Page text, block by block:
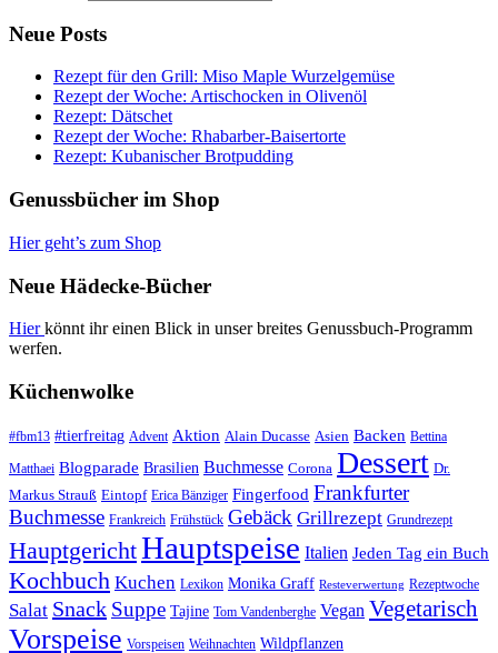
Neue Posts
Rezept für den Grill: Miso Maple Wurzelgemüse
Rezept der Woche: Artischocken in Olivenöl
Rezept: Dätschet
Rezept der Woche: Rhabarber-Baisertorte
Rezept: Kubanischer Brotpudding
Genussbücher im Shop
Hier geht’s zum Shop
Neue Hädecke-Bücher
Hierkönnt ihr einen Blick in unser breites Genussbuch-Programm
werfen.
Küchenwolke
#fbm13 #tierfreitag Advent Aktion Alain Ducasse Asien Backen Bettina
Matthaei Blogparade Brasilien Buchmesse Corona Dessert Dr.
Markus Strauß Eintopf Erica Bänziger Fingerfood Frankfurter
Buchmesse Frankreich Frühstück Gebäck Grillrezept Grundrezept
HauptgerichtHauptspeise Italien Jeden Tag ein Buch
Kochbuch Kuchen Lexikon Monika Graff Resteverwertung Rezeptwoche
Salat Snack Suppe Tajine Tom Vandenberghe Vegan Vegetarisch
Vorspeise Vorspeisen Weihnachten Wildpflanzen